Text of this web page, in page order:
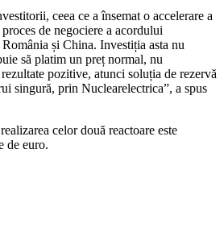
ceea ce a însemat o accelerare a
de negociere a acordului
și China. Investiția asta nu
să platim un preț normal, nu
pozitive, atunci soluția de rezervă
singură, prin Nuclearelectrica”, a spus
celor două reactoare este
de euro.